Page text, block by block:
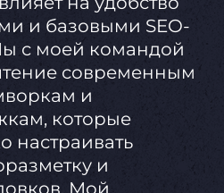
и базовыми SEO-
с моей командой
современным
и
которые
настраивать
и
Мой